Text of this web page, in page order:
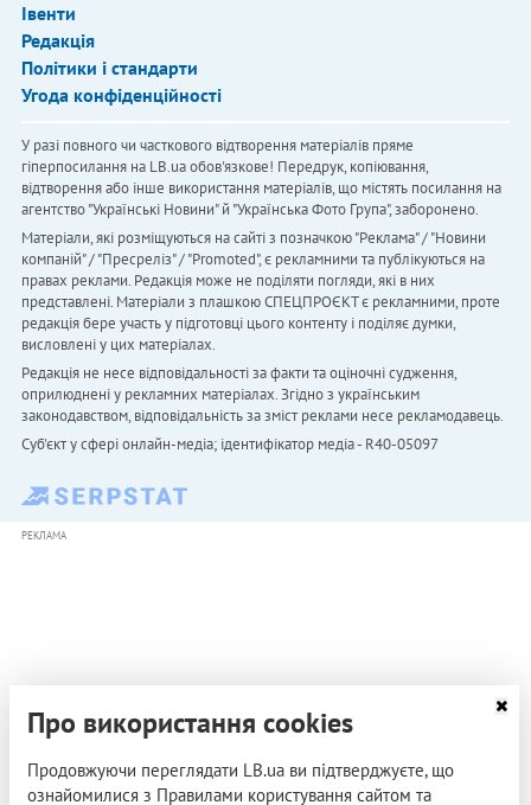
Івенти
Редакція
Політики і стандарти
Угода конфіденційності
У разі повного чи часткового відтворення матеріалів пряме
гіперпосилання на LB.ua обов'язкове! Передрук, копіювання,
відтворення або інше використання матеріалів, що містять посилання на
агентство "Українськi Новини" й "Українська Фото Група", заборонено.
Матеріали, які розміщуються на сайті з позначкою "Реклама" / "Новини
компаній" / "Пресреліз" / "Promoted", є рекламними та публікуються на
правах реклами. Редакція може не поділяти погляди, які в них
представлені. Матеріали з плашкою СПЕЦПРОЄКТ є рекламними, проте
редакція бере участь у підготовці цього контенту і поділяє думки,
висловлені у цих матеріалах.
Редакція не несе відповідальності за факти та оціночні судження,
оприлюднені у рекламних матеріалах. Згідно з українським
законодавством, відповідальність за зміст реклами несе рекламодавець.
Cуб'єкт у сфері онлайн-медіа; ідентифікатор медіа - R40-05097
РЕКЛАМА
Про використання cookies
Продовжуючи переглядати LB.ua ви підтверджуєте, що
ознайомилися з Правилами користування сайтом та